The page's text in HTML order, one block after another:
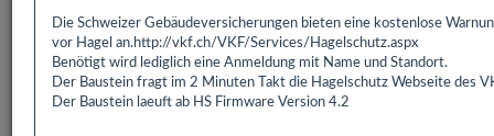
Liste Alle Liste HS/FS Liste EDOMI Liste X1/L1
Liste Sonstiges Liste ETS
Die Schweizer Gebäudeversicherungen bieten eine kostenlose
vor Hagel an.http://vkf.ch/VKF/Services/Hagelschutz.aspx
Benötigt wird lediglich eine Anmeldung mit Name und Standort.
Der Baustein fragt im 2 Minuten Takt die Hagelschutz Webseite des
Der Baustein laeuft ab HS Firmware Version 4.2